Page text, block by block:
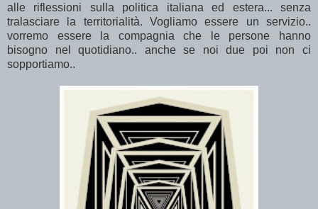
alle riflessioni sulla politica italiana ed estera... senza
tralasciare la territorialità. Vogliamo essere un servizio..
vorremo essere la compagnia che le persone hanno
bisogno nel quotidiano.. anche se noi due poi non ci
sopportiamo..